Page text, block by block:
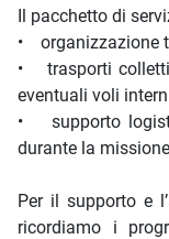
Il pacchetto di
• organizzazione
• trasporti
eventuali voli
• supporto
durante la missione
Per il supporto e
ricordiamo i